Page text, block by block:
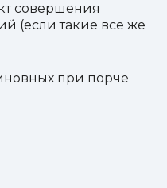
совершения
(если такие все же
при порче